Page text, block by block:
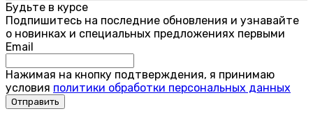
Будьте в курсе
Подпишитесь на последние обновления и узнавайте
о новинках и специальных предложениях первыми
Email
Нажимая на кнопку подтверждения, я принимаю
условия политики обработки персональных данных